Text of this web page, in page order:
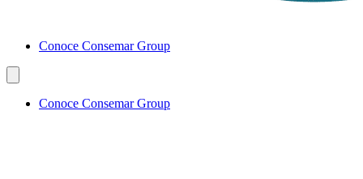
Conoce Consemar Group
Conoce Consemar Group